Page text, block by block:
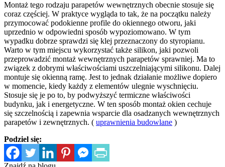
Montaż tego rodzaju parapetów wewnętrznych obecnie stosuje się
coraz częściej. W praktyce wygląda to tak, że na początku należy
przymocować podokienne profile do okiennego otworu, jaki
uprzednio w odpowiedni sposób wypoziomowano. W tym
wypadku dobrze sprawdzi się klej przeznaczony do styropianu.
Warto w tym miejscu wykorzystać także silikon, jaki pozwoli
przeprowadzić montaż wewnętrznych parapetów sprawniej. Ma to
związek z dobrymi właściwościami uszczelniającymi silikonu. Dalej
montuje się okienną ramę. Jest to jednak działanie możliwe dopiero
w momencie, kiedy każdy z elementów ulegnie wyschnięciu.
Stosuje się je po to, by podwyższyć termiczne właściwości
budynku, jak i energetyczne. W ten sposób montaż okien cechuje
się szczelnością i zapewnia wsparcie dla osadzanych wewnętrznych
parapetów i zewnętrznych. ( uprawnienia budowlane )
Podziel się: